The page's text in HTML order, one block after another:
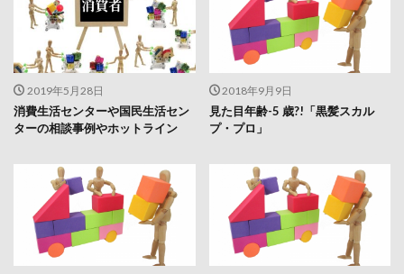
2019年5月28日
消費生活センターや国民生活セン
ターの相談事例やホットライン
2018年9月9日
見た目年齢-5 歳?!「黒髪スカル
プ・プロ」